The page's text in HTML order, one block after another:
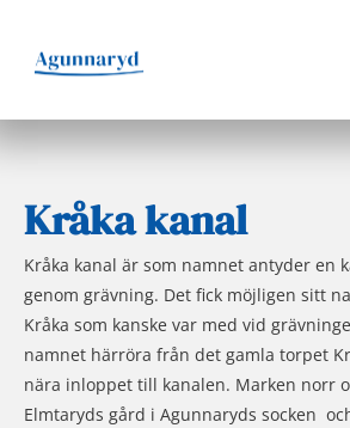
innehåll
Kråka kanal
Kråka kanal är som namnet antyder en
genom grävning. Det fick möjligen sitt
Kråka som kanske var med vid
namnet härröra från det gamla torpet
nära inloppet till kanalen. Marken norr
Elmtaryds gård i Agunnaryds socken